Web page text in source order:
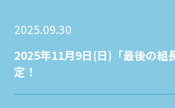
2025.09.30
2025年11月9日(日)「最後の組
定！